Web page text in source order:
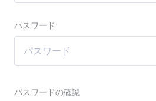
パスワード
パスワードの確認